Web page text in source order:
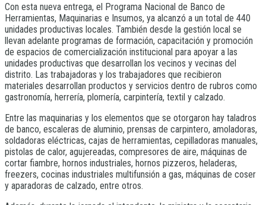
Con esta nueva entrega, el Programa Nacional de Banco de
Herramientas, Maquinarias e Insumos, ya alcanzó a un total de 440
unidades productivas locales. También desde la gestión local se
llevan adelante programas de formación, capacitación y promoción
de espacios de comercialización institucional para apoyar a las
unidades productivas que desarrollan los vecinos y vecinas del
distrito. Las trabajadoras y los trabajadores que recibieron
materiales desarrollan productos y servicios dentro de rubros como
gastronomía, herrería, plomería, carpintería, textil y calzado.
Entre las maquinarias y los elementos que se otorgaron hay taladros
de banco, escaleras de aluminio, prensas de carpintero, amoladoras,
soldadoras eléctricas, cajas de herramientas, cepilladoras manuales,
pistolas de calor, agujereadas, compresores de aire, máquinas de
cortar fiambre, hornos industriales, hornos pizzeros, heladeras,
freezers, cocinas industriales multifunsión a gas, máquinas de coser
y aparadoras de calzado, entre otros.